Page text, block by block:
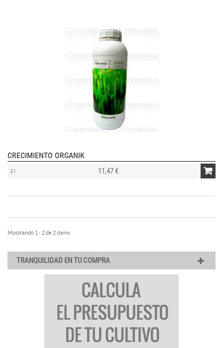
CRECIMIENTO ORGANIK
1 l 11,47 €
Mostrando 1 - 2 de 2 items
TRANQUILIDAD EN TU COMPRA